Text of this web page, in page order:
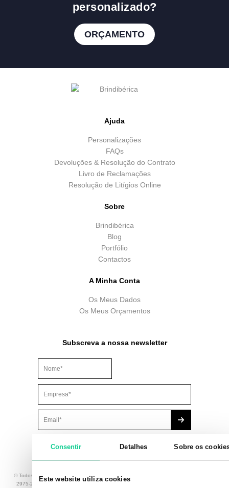
Consentir Detalhes Sobre os
Este website utiliza cookies
personalizado?
ORÇAMENTO
Ajuda
Personalizações
FAQs
Devoluções & Resolução do Contrato
Livro de Reclamações
Resolução de Litígios Online
Sobre
Brindibérica
Blog
Portfólio
Contactos
A Minha Conta
Os Meus Dados
Os Meus Orçamentos
Subscreva a nossa newsletter
Este campo é para efeitos de validação e deve ser
© Todos os Direitos Reservados. Brindibérica, Lda., com sede na Av. Principal 8 – 1A,
2975-247 Quinta do Conde - Portugal, número de identificação fiscal 506 135 411,